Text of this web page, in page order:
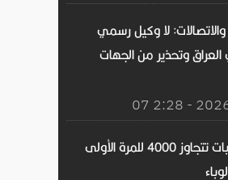
والاتصالات: لا وكيل رسمي
العراق وتحذير من الجهات
إيبولا.. الإصابات تتجاوز 4000 للمرة الأولى